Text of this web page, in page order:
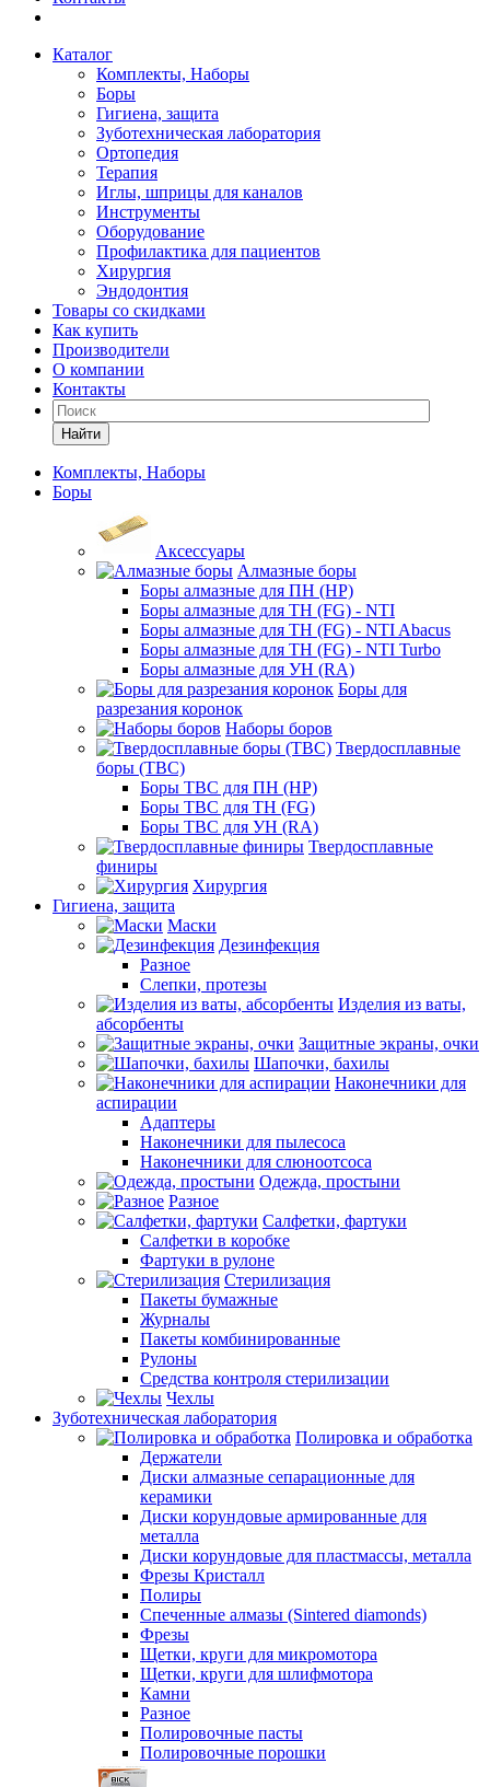
Каталог
Комплекты, Наборы
Боры
Гигиена, защита
Зуботехническая лаборатория
Ортопедия
Терапия
Иглы, шприцы для каналов
Инструменты
Оборудование
Профилактика для пациентов
Хирургия
Эндодонтия
Товары со скидками
Как купить
Производители
О компании
Контакты
Найти
Комплекты, Наборы
Боры
Аксессуары
Алмазные боры
Боры алмазные для ПН (HP)
Боры алмазные для ТН (FG) - NTI
Боры алмазные для ТН (FG) - NTI Abacus
Боры алмазные для ТН (FG) - NTI Turbo
Боры алмазные для УН (RA)
Боры для
разрезания коронок
Наборы боров
Твердосплавные
боры (ТВС)
Боры ТВС для ПН (HP)
Боры ТВС для ТН (FG)
Боры ТВС для УН (RA)
Твердосплавные
финиры
Хирургия
Гигиена, защита
Маски
Дезинфекция
Разное
Слепки, протезы
Изделия из ваты,
абсорбенты
Защитные экраны, очки
Шапочки, бахилы
Наконечники для
аспирации
Адаптеры
Наконечники для пылесоса
Наконечники для слюноотсоса
Одежда, простыни
Разное
Салфетки, фартуки
Салфетки в коробке
Фартуки в рулоне
Стерилизация
Пакеты бумажные
Журналы
Пакеты комбинированные
Рулоны
Средства контроля стерилизации
Чехлы
Зуботехническая лаборатория
Полировка и обработка
Держатели
Диски алмазные сепарационные для
керамики
Диски корундовые армированные для
металла
Диски корундовые для пластмассы, металла
Фрезы Кристалл
Полиры
Спеченные алмазы (Sintered diamonds)
Фрезы
Щетки, круги для микромотора
Щетки, круги для шлифмотора
Камни
Разное
Полировочные пасты
Полировочные порошки